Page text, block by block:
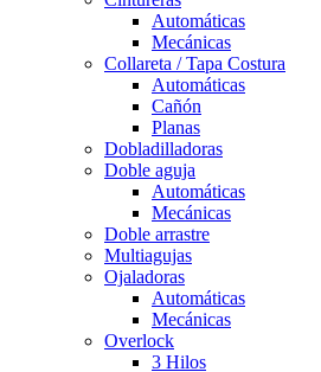
Automáticas
Mecánicas
Collareta / Tapa Costura
Automáticas
Cañón
Planas
Dobladilladoras
Doble aguja
Automáticas
Mecánicas
Doble arrastre
Multiagujas
Ojaladoras
Automáticas
Mecánicas
Overlock
3 Hilos